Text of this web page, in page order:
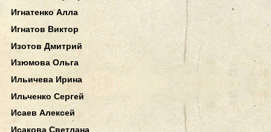
Игнатенко Алла
Игнатов Виктор
Изотов Дмитрий
Изюмова Ольга
Ильичева Ирина
Ильченко Сергей
Исаев Алексей
Исакова Светлана